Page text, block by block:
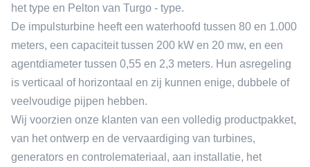
het type en Pelton van Turgo - type.
De impulsturbine heeft een waterhoofd tussen 80 en 1.000
meters, een capaciteit tussen 200 kW en 20 mw, en een
agentdiameter tussen 0,55 en 2,3 meters. Hun asregeling
is verticaal of horizontaal en zij kunnen enige, dubbele of
veelvoudige pijpen hebben.
Wij voorzien onze klanten van een volledig productpakket,
van het ontwerp en de vervaardiging van turbines,
generators en controlemateriaal, aan installatie, het